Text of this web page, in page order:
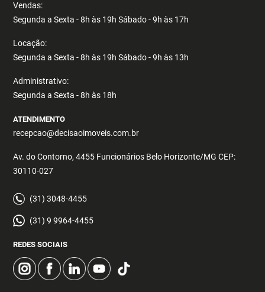
Vendas:
Segunda a Sexta - 8h às 19h Sábado - 9h às 17h
Locação:
Segunda a Sexta - 8h às 19h Sábado - 9h às 13h
Administrativo:
Segunda a Sexta - 8h às 18h
ATENDIMENTO
recepcao@decisaoimoveis.com.br
Av. do Contorno, 4455 Funcionários Belo Horizonte/MG CEP:
30110-027
(31) 3048-4455
(31) 9 9964-4455
REDES SOCIAIS